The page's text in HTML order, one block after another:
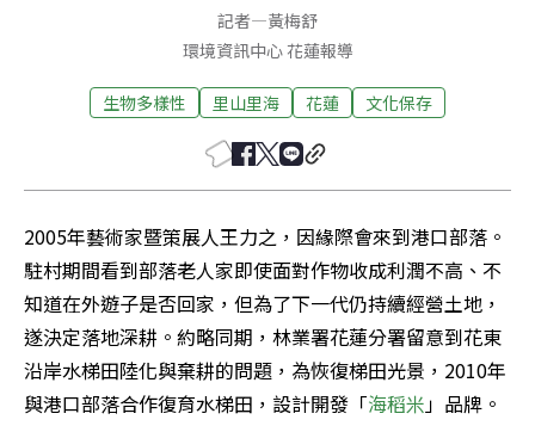
記者—黃梅舒
環境資訊中心 花蓮報導
生物多樣性 里山里海 花蓮 文化保存
2005年藝術家暨策展人王力之，因緣際會來到港口部落。
駐村期間看到部落老人家即使面對作物收成利潤不高、不
知道在外遊子是否回家，但為了下一代仍持續經營土地，
遂決定落地深耕。約略同期，林業署花蓮分署留意到花東
沿岸水梯田陸化與棄耕的問題，為恢復梯田光景，2010年
與港口部落合作復育水梯田，設計開發「海稻米」品牌。